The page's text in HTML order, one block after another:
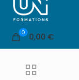
0 0,00 €